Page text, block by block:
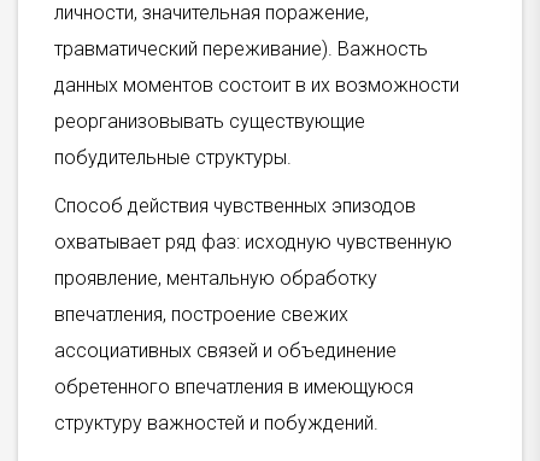
личности, значительная поражение,
травматический переживание). Важность
данных моментов состоит в их возможности
реорганизовывать существующие
побудительные структуры.
Способ действия чувственных эпизодов
охватывает ряд фаз: исходную чувственную
проявление, ментальную обработку
впечатления, построение свежих
ассоциативных связей и объединение
обретенного впечатления в имеющуюся
структуру важностей и побуждений.